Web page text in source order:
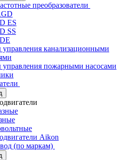
преобразователи
ES
SS
канализационными
пожарными насосами
Aikon
(по маркам)